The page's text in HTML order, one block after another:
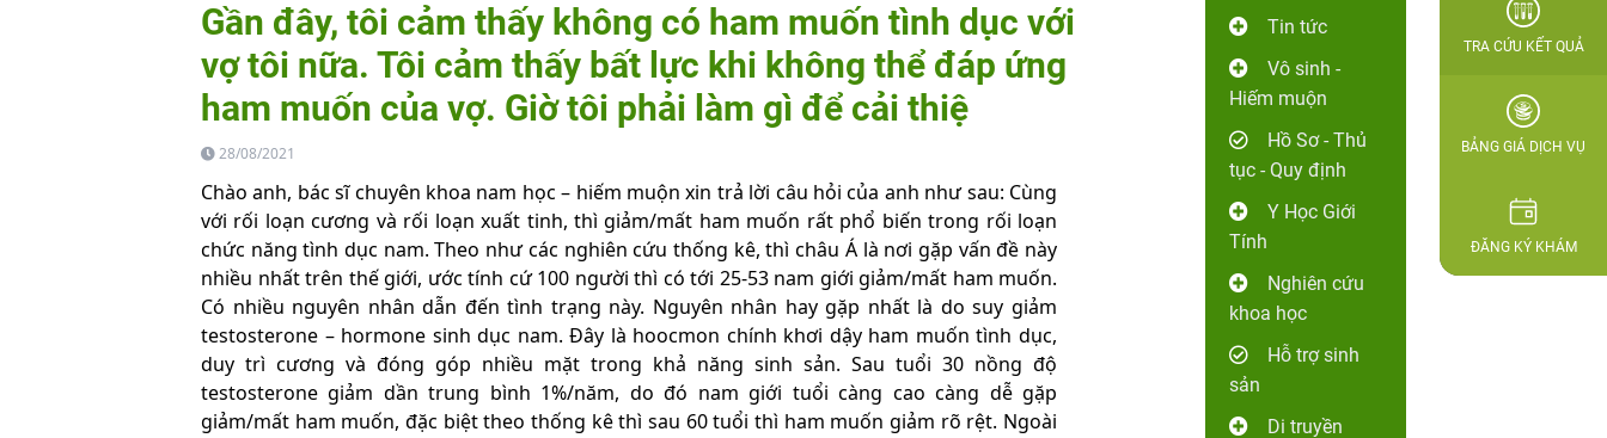
Gần đây, tôi cảm thấy không có ham muốn tình dục với
vợ tôi nữa. Tôi cảm thấy bất lực khi không thể đáp ứng
ham muốn của vợ. Giờ tôi phải làm gì để cải thiệ
28/08/2021
Chào anh, bác sĩ chuyên khoa nam học – hiếm muộn xin trả lời câu hỏi của anh như sau: Cùng
với rối loạn cương và rối loạn xuất tinh, thì giảm/mất ham muốn rất phổ biến trong rối loạn
chức năng tình dục nam. Theo như các nghiên cứu thống kê, thì châu Á là nơi gặp vấn đề này
nhiều nhất trên thế giới, ước tính cứ 100 người thì có tới 25-53 nam giới giảm/mất ham muốn.
Có nhiều nguyên nhân dẫn đến tình trạng này. Nguyên nhân hay gặp nhất là do suy giảm
testosterone – hormone sinh dục nam. Đây là hoocmon chính khơi dậy ham muốn tình dục,
duy trì cương và đóng góp nhiều mặt trong khả năng sinh sản. Sau tuổi 30 nồng độ
testosterone giảm dần trung bình 1%/năm, do đó nam giới tuổi càng cao càng dễ gặp
giảm/mất ham muốn, đặc biệt theo thống kê thì sau 60 tuổi thì ham muốn giảm rõ rệt. Ngoài
Tin tức
Vô sinh -
Hiếm muộn
Hồ Sơ - Thủ
tục - Quy định
Y Học Giới
Tính
Nghiên cứu
khoa học
Hỗ trợ sinh
sản
Di truyền
TRA CỨU KẾT QUẢ
BẢNG GIÁ DỊCH VỤ
ĐĂNG KÝ KHÁM